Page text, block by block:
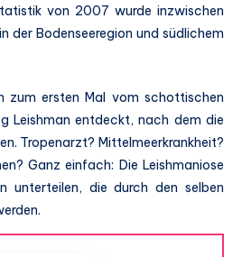
von 2007 wurde inzwischen
der Bodenseeregion und südlichem
zum ersten Mal vom schottischen
Leishman entdeckt, nach dem die
Tropenarzt? Mittelmeerkrankheit?
Ganz einfach: Die Leishmaniose
unterteilen, die durch den selben